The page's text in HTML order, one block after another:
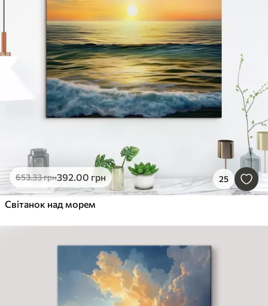
653.33грн392.00 грн 25
Світанок над морем